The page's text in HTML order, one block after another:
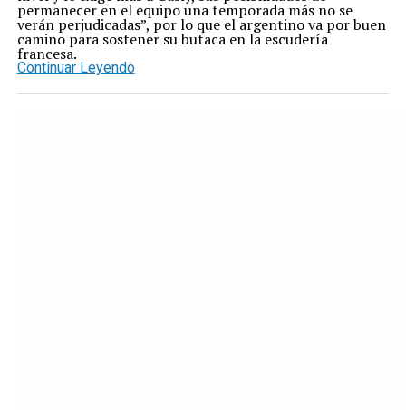
permanecer en el equipo una temporada más no se
verán perjudicadas”, por lo que el argentino va por buen
camino para sostener su butaca en la escudería
francesa.
Continuar Leyendo